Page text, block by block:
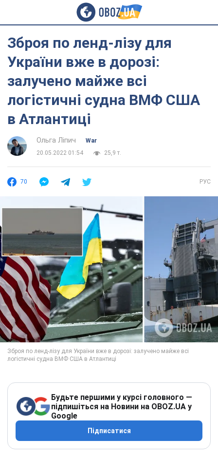
Зброя по ленд-лізу для
України вже в дорозі:
залучено майже всі
логістичні судна ВМФ США
в Атлантиці
Ольга Ліпич
War
20.05.2022 01:54
25,9 т.
70 РУС
Будьте першими у курсі головного —
підпишіться на Новини на OBOZ.UA у
Google
Підписатися